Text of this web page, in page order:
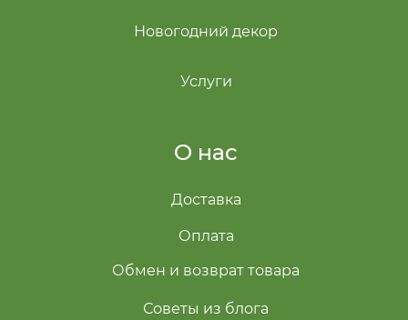
О нас
Доставка
Оплата
Обмен и возврат товара
Советы из блога
Услуги
Новогодний декор